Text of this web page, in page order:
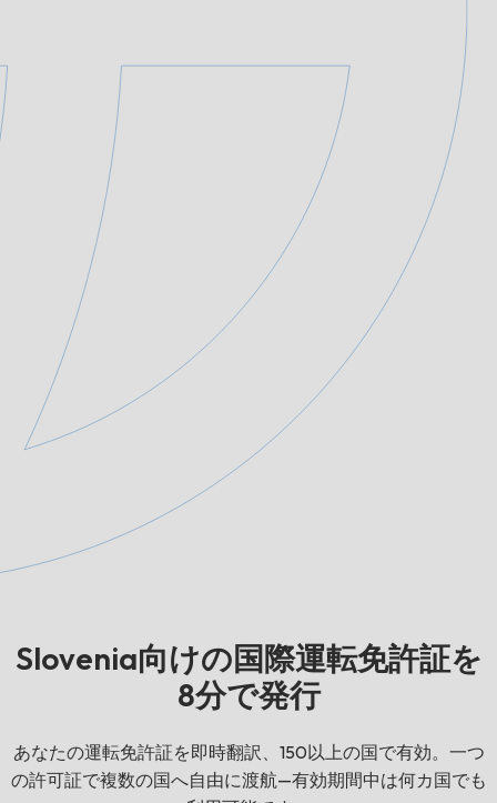
Slovenia向けの国際運転免許証を
8分で発行
あなたの運転免許証を即時翻訳、150以上の国で有効。一つ
の許可証で複数の国へ自由に渡航—有効期間中は何カ国でも